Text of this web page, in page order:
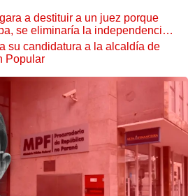
a destituir a un juez porque
se eliminaría la independencia
su candidatura a la alcaldía de
Popular